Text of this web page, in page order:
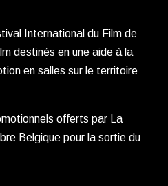
International du Film de
destinés en une aide à la
en salles sur le territoire
offerts par La
Belgique pour la sortie du